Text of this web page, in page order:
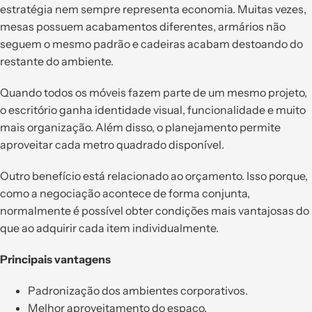
estratégia nem sempre representa economia. Muitas vezes,
mesas possuem acabamentos diferentes, armários não
seguem o mesmo padrão e cadeiras acabam destoando do
restante do ambiente.
Quando todos os móveis fazem parte de um mesmo projeto,
o escritório ganha identidade visual, funcionalidade e muito
mais organização. Além disso, o planejamento permite
aproveitar cada metro quadrado disponível.
Outro benefício está relacionado ao orçamento. Isso porque,
como a negociação acontece de forma conjunta,
normalmente é possível obter condições mais vantajosas do
que ao adquirir cada item individualmente.
Principais vantagens
Padronização dos ambientes corporativos.
Melhor aproveitamento do espaço.